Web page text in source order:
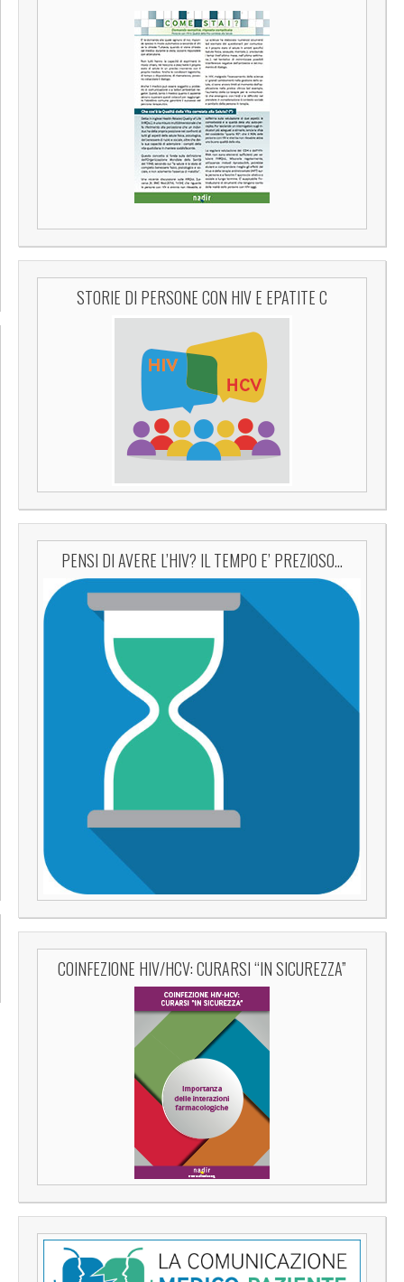
STORIE DI PERSONE CON HIV E EPATITE C
PENSI DI AVERE L’HIV? IL TEMPO E’ PREZIOSO…
COINFEZIONE HIV/HCV: CURARSI “IN SICUREZZA”